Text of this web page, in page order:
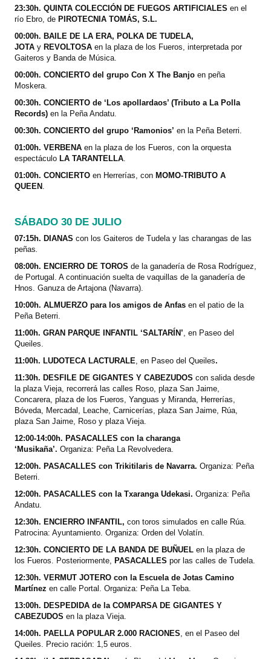
23:30h. QUINTA COLECCIÓN DE FUEGOS ARTIFICIALES en el
río Ebro, de PIROTECNIA TOMÁS, S.L.
00:00h. BAILE DE LA ERA, POLKA DE TUDELA,
JOTA y REVOLTOSA en la plaza de los Fueros, interpretada por
Gaiteros y Banda de Música.
00:00h. CONCIERTO del grupo Con X The Banjo en peña
Moskera.
00:30h. CONCIERTO de ‘Los apollardaos’ (Tributo a La Polla
Records) en la Peña Andatu.
00:30h. CONCIERTO del grupo ‘Ramonios’ en la Peña Beterri.
01:00h. VERBENA en la plaza de los Fueros, con la orquesta
espectáculo LA TARANTELLA.
01:00h. CONCIERTO en Herrerías, con MOMO-TRIBUTO A
QUEEN .
SÁBADO 30 DE JULIO
07:15h. DIANAS con los Gaiteros de Tudela y las charangas de las
peñas.
08:00h. ENCIERRO DE TOROS de la ganadería de Rosa Rodríguez,
de Portugal. A continuación suelta de vaquillas de la ganadería de
Hnos. Ganuza de Artajona (Navarra).
10:00h. ALMUERZO para los amigos de Anfas en el patio de la
Peña Beterri.
11:00h. GRAN PARQUE INFANTIL ‘SALTARÍN’, en Paseo del
Queiles.
11:00h. LUDOTECA LACTURALE, en Paseo del Queiles.
11:30h. DESFILE DE GIGANTES Y CABEZUDOS con salida desde
la plaza Vieja, recorrerá las calles Roso, plaza San Jaime,
Concarera, plaza de los Fueros, Yanguas y Miranda, Herrerías,
Bóveda, Mercadal, Leache, Carnicerías, plaza San Jaime, Rúa,
plaza San Jaime, Roso y plaza Vieja.
12:00-14:00h. PASACALLES con la charanga
‘Musikaña’. Organiza: Peña La Revolvedera.
12:00h. PASACALLES con Trikitilaris de Navarra. Organiza: Peña
Beterri.
12:00h. PASACALLES con la Txaranga Udekasi. Organiza: Peña
Andatu.
12:30h. ENCIERRO INFANTIL, con toros simulados en calle Rúa.
Patrocina: Ayuntamiento. Organiza: Orden del Volatín.
12:30h. CONCIERTO DE LA BANDA DE BUÑUEL en la plaza de
los Fueros. Posteriormente, PASACALLES por las calles de Tudela.
12:30h. VERMUT JOTERO con la Escuela de Jotas Camino
Martínez en calle Portal. Organiza: Peña La Teba.
13:00h. DESPEDIDA de la COMPARSA DE GIGANTES Y
CABEZUDOS en la plaza Vieja.
14:00h. PAELLA POPULAR 2.000 RACIONES, en el Paseo del
Queiles. Precio ración: 1,5 euros.